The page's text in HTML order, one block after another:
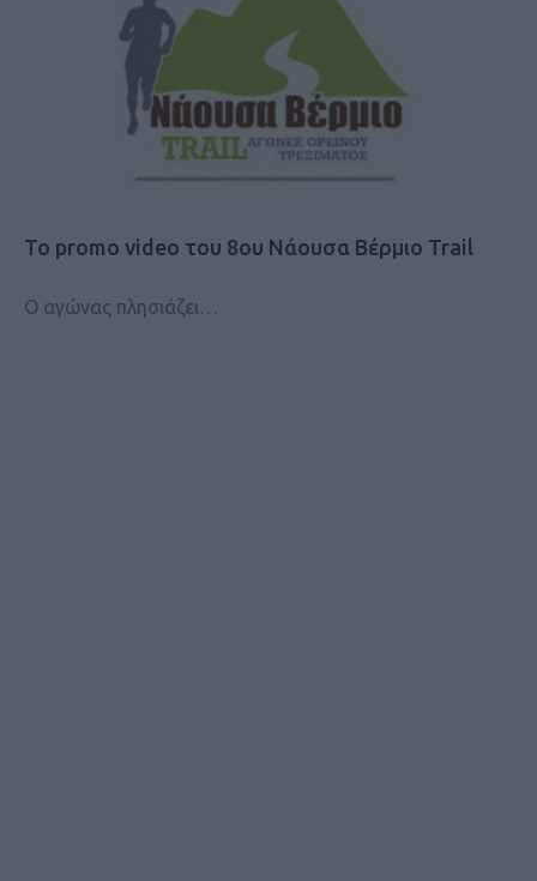
Το promo video του 8ου Νάουσα Βέρμιο Trail
Ο αγώνας πλησιάζει…